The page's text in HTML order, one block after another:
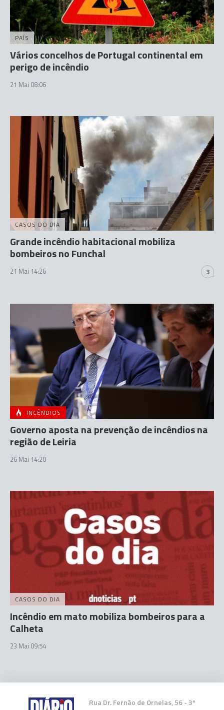
PAÍS
Vários concelhos de Portugal continental em
perigo de incêndio
21 Mai 08:06
CASOS DO DIA
Grande incêndio habitacional mobiliza
bombeiros no Funchal
21 Mai 14:26 3
INCÊNDIOS
Governo aposta na prevenção de incêndios na
região de Leiria
26 Mai 14:20
CASOS DO DIA
Incêndio em mato mobiliza bombeiros para a
Calheta
23 Mai 09:54
Rua Dr. Fernão de Ornelas, 56 - 3º